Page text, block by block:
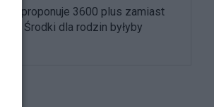
proponuje 3600 plus zamiast
Środki dla rodzin byłyby